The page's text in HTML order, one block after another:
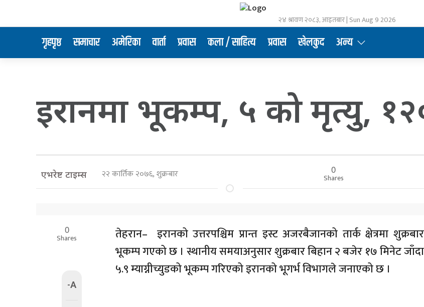
२४ श्रावण २०८३, आइतबार | Sun Aug 9 2026
गृहपृष्ठ समाचार अमेरिका वार्ता प्रवास कला / साहित्य प्रवास खेलकुद अन्य
इरानमा भूकम्प, ५ को मृत्यु,
एभरेष्ट टाइम्स २२ कार्तिक २०७६, शुक्रबार 0
Shares
0
Shares
-A
तेहरान– इरानको उत्तरपश्चिम प्रान्त इस्ट अजरबैजानको तार्क क्षेत्रमा शुक्रबार
भूकम्प गएको छ । स्थानीय समयाअनुसार शुक्रबार बिहान २ बजेर १७ मिनेट जाँदा
५.९ म्याग्नीच्युडको भूकम्प गरिएको इरानको भूगर्भ विभागले जनाएको छ ।